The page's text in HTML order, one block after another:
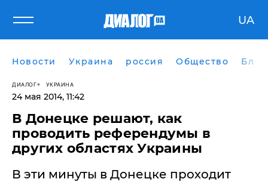
UA
Новости Украина россия Общество
ДИАЛОГ УКРАИНА
24 мая 2014, 11:42
В Донецке решают, как
проводить референдумы в
других областях Украины
В эти минуты в Донецке проходит